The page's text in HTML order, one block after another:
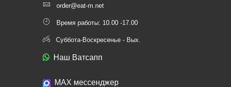
order@eat-m.net
Время работы: 10.00 -17.00
Суббота-Воскресенье - Вых.
Наш Ватсапп
МАХ мессенджер